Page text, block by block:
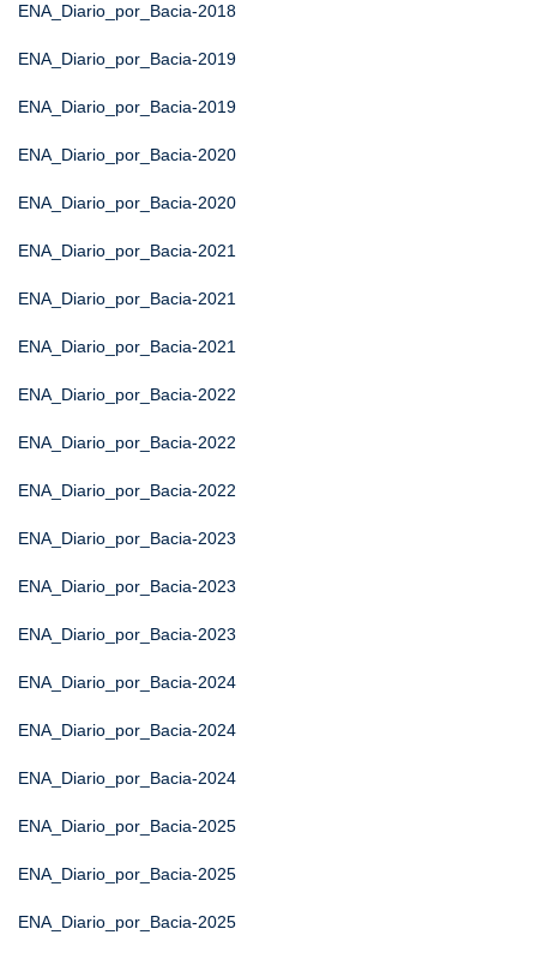
ENA_Diario_por_Bacia-2018
ENA_Diario_por_Bacia-2019
ENA_Diario_por_Bacia-2019
ENA_Diario_por_Bacia-2020
ENA_Diario_por_Bacia-2020
ENA_Diario_por_Bacia-2021
ENA_Diario_por_Bacia-2021
ENA_Diario_por_Bacia-2021
ENA_Diario_por_Bacia-2022
ENA_Diario_por_Bacia-2022
ENA_Diario_por_Bacia-2022
ENA_Diario_por_Bacia-2023
ENA_Diario_por_Bacia-2023
ENA_Diario_por_Bacia-2023
ENA_Diario_por_Bacia-2024
ENA_Diario_por_Bacia-2024
ENA_Diario_por_Bacia-2024
ENA_Diario_por_Bacia-2025
ENA_Diario_por_Bacia-2025
ENA_Diario_por_Bacia-2025